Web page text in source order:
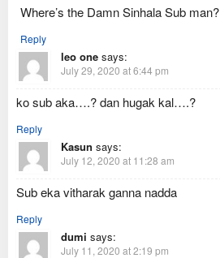
Where’s the Damn Sinhala Sub man?
Reply
leo one says:
July 29, 2020 at 6:44 pm
ko sub aka….? dan hugak kal….?
Reply
Kasun says:
July 12, 2020 at 11:28 am
Sub eka vitharak ganna nadda
Reply
dumi says:
July 11, 2020 at 2:19 pm